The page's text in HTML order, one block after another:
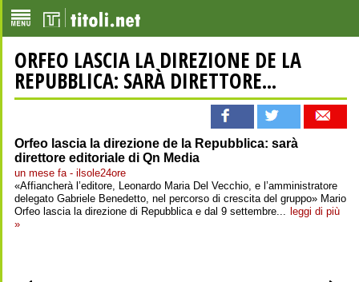
ORFEO LASCIA LA DIREZIONE DE LA
REPUBBLICA: SARÀ DIRETTORE...
Orfeo lascia la direzione de la Repubblica: sarà
direttore editoriale di Qn Media
un mese fa - ilsole24ore
«Affiancherà l’editore, Leonardo Maria Del Vecchio, e l’amministratore
delegato Gabriele Benedetto, nel percorso di crescita del gruppo» Mario
Orfeo lascia la direzione di Repubblica e dal 9 settembre... leggi di più
»